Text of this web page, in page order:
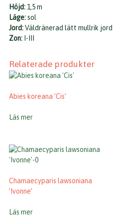
Höjd: 1,5 m
Läge:sol
Jord:Väldränerad lätt mullrik jord
Zon: I-III
Relaterade produkter
Abies koreana ’Cis’
Läs mer
Chamaecyparis lawsoniana
’Ivonne’
Läs mer